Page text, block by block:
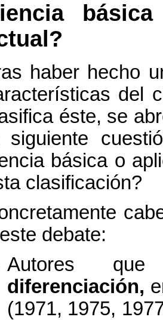
haber hecho
del
éste, se
siguiente
básica o
clasificación?
debate:
Autores
diferenciación,
(1971, 1975,